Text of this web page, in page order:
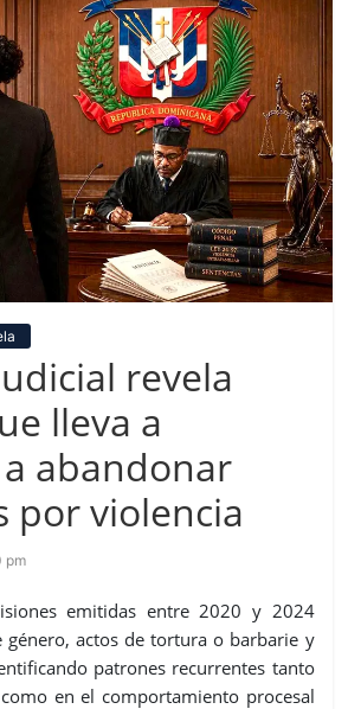
revela
lleva a
abandonar
por violencia
pm
emitidas entre 2020 y 2024
género, actos de tortura o barbarie y
patrones recurrentes tanto
en el comportamiento procesal